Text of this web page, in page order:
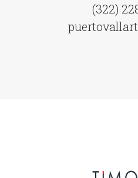
(322)